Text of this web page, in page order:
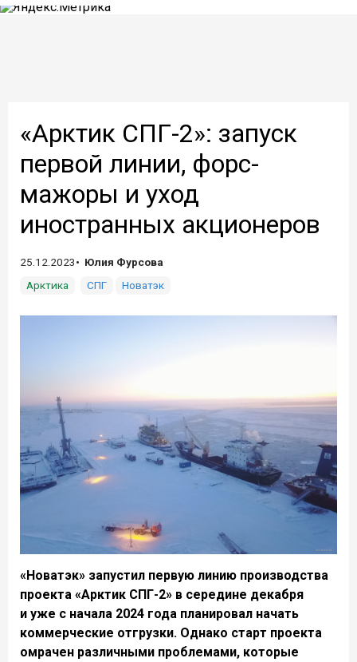
«Арктик СПГ-2»: запуск
первой линии, форс-
мажоры и уход
иностранных акционеров
25.12.2023
Юлия Фурсова
Арктика
СПГ Новатэк
«Новатэк» запустил первую линию производства
проекта «Арктик СПГ-2» в середине декабря
и уже с начала 2024 года планировал начать
коммерческие отгрузки. Однако старт проекта
омрачен различными проблемами, которые